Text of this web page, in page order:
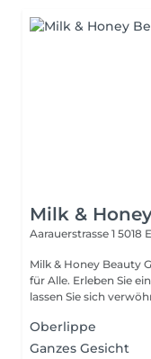
Milk &
Aarauerstrasse 1 5018
Milk & Honey Beauty
für Alle. Erleben Sie einen ruhigen Tag nur für Sie alleine und
lassen Sie sich
Oberlippe
Ganzes Gesicht